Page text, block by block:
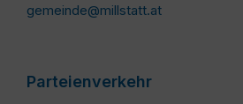
gemeinde@millstatt.at
Parteienverkehr